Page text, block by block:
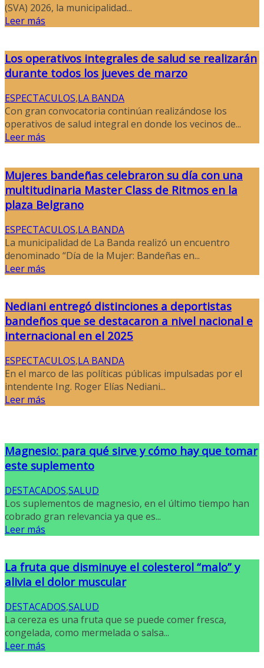
(SVA) 2026, la municipalidad...
Leer más
Los operativos integrales de salud se realizarán
durante todos los jueves de marzo
ESPECTACULOS,LA BANDA
Con gran convocatoria continúan realizándose los
operativos de salud integral en donde los vecinos de...
Leer más
Mujeres bandeñas celebraron su día con una
multitudinaria Master Class de Ritmos en la
plaza Belgrano
ESPECTACULOS,LA BANDA
La municipalidad de La Banda realizó un encuentro
denominado “Día de la Mujer: Bandeñas en...
Leer más
Nediani entregó distinciones a deportistas
bandeños que se destacaron a nivel nacional e
internacional en el 2025
ESPECTACULOS,LA BANDA
En el marco de las políticas públicas impulsadas por el
intendente Ing. Roger Elías Nediani...
Leer más
Magnesio: para qué sirve y cómo hay que tomar
este suplemento
DESTACADOS,SALUD
Los suplementos de magnesio, en el último tiempo han
cobrado gran relevancia ya que es...
Leer más
La fruta que disminuye el colesterol “malo” y
alivia el dolor muscular
DESTACADOS,SALUD
La cereza es una fruta que se puede comer fresca,
congelada, como mermelada o salsa...
Leer más